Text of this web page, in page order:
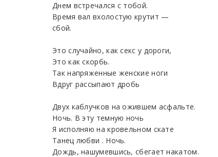
Днем встречался с тобой.
Время вал вхолостую крутит —
сбой.
Это случайно, как секс у дороги,
Это как скорбь.
Так напряженные женские ноги
Вдруг рассыпают дробь
Двух каблучков на ожившем асфальте.
Ночь. В эту темную ночь
Я исполняю на кровельном скате
Танец любви . Ночь.
Дождь, нашумевшись, сбегает накатом.